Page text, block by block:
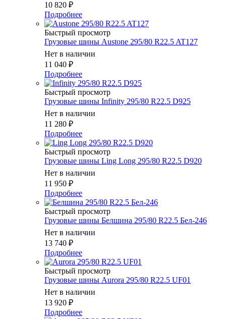
10 820 ₽
Подробнее
Быстрый просмотр
Грузовые шины Austone 295/80 R22.5 AT127
Нет в наличии
11 040 ₽
Подробнее
Быстрый просмотр
Грузовые шины Infinity 295/80 R22.5 D925
Нет в наличии
11 280 ₽
Подробнее
Быстрый просмотр
Грузовые шины Ling Long 295/80 R22.5 D920
Нет в наличии
11 950 ₽
Подробнее
Быстрый просмотр
Грузовые шины Белшина 295/80 R22.5 Бел-246
Нет в наличии
13 740 ₽
Подробнее
Быстрый просмотр
Грузовые шины Aurora 295/80 R22.5 UF01
Нет в наличии
13 920 ₽
Подробнее